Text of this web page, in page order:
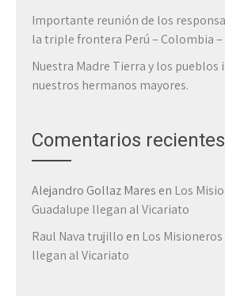
Importante reunión de los
la triple frontera Perú – Colombia
Nuestra Madre Tierra y los pueblos
nuestros hermanos mayores.
Comentarios recientes
Alejandro Gollaz Mares en Los
Guadalupe llegan al Vicariato
Raul Nava trujillo en Los
llegan al Vicariato